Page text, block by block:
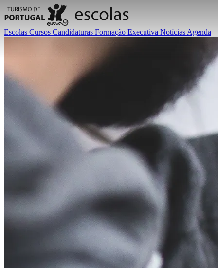
Escolas Cursos Candidaturas Formação Executiva Notícias Agenda